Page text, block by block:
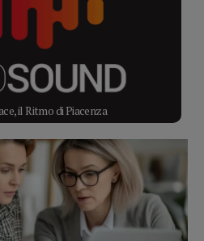
il Ritmo di Piacenza